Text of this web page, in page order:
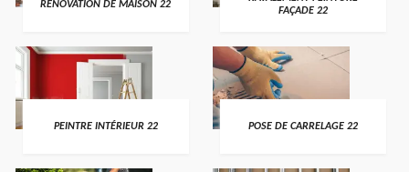
RÉNOVATION DE MAISON 22
FAÇADE 22
PEINTRE INTÉRIEUR 22 POSE DE CARRELAGE 22